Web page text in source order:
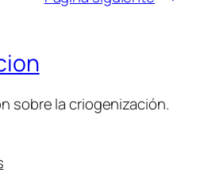
sobre la criogenización.